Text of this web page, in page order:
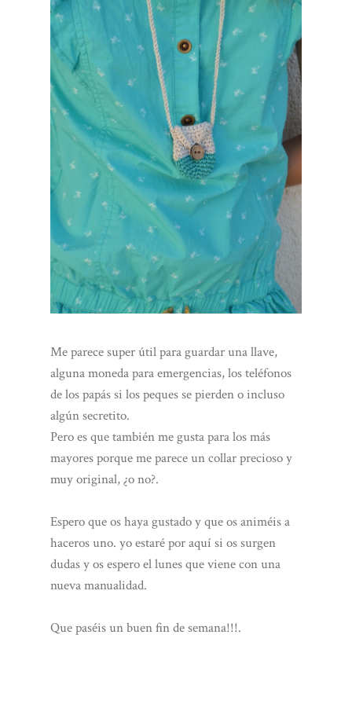
Me parece super útil para guardar una llave,
alguna moneda para emergencias, los teléfonos
de los papás si los peques se pierden o incluso
algún secretito.
Pero es que también me gusta para los más
mayores porque me parece un collar precioso y
muy original, ¿o no?.
Espero que os haya gustado y que os animéis a
haceros uno. yo estaré por aquí si os surgen
dudas y os espero el lunes que viene con una
nueva manualidad.
Que paséis un buen fin de semana!!!.